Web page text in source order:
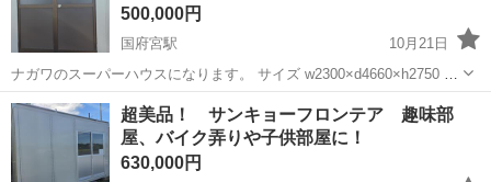
500,000円
国府宮駅
10月21日
ナガワのスーパーハウスになります。 サイズ w2300×d4660×h2750 商
品説明 中古品になります。 内装も比較的きれいです。 ※配送費が
別途かかりますので必ず入札前にお問い合わせください。 設置に必...
愛知 稲沢市 国府宮駅 その他
超美品！ サンキョーフロンテア 趣味部
屋、バイク弄りや子供部屋に！
630,000円